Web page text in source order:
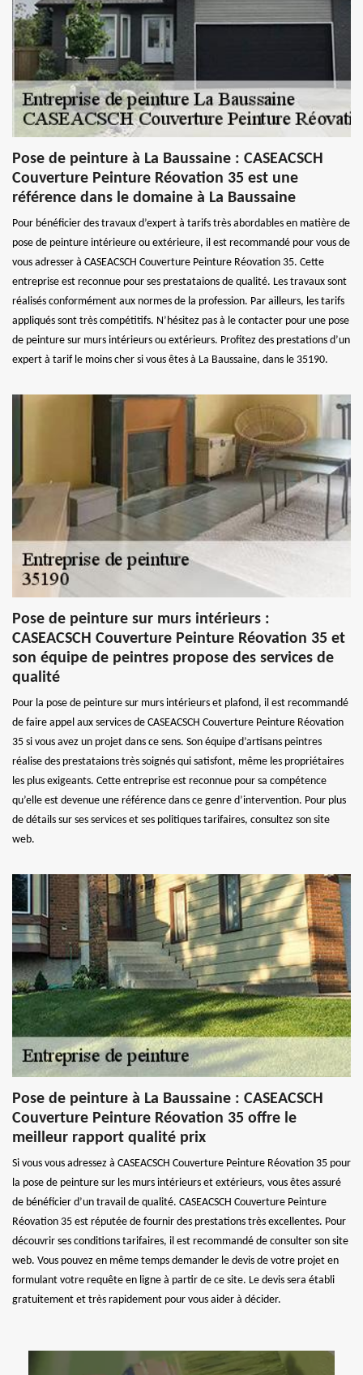
Pose de peinture à La Baussaine : CASEACSCH
Couverture Peinture Réovation 35 est une
référence dans le domaine à La Baussaine
Pour bénéficier des travaux d’expert à tarifs très abordables en matière de
pose de peinture intérieure ou extérieure, il est recommandé pour vous de
vous adresser à CASEACSCH Couverture Peinture Réovation 35. Cette
entreprise est reconnue pour ses prestataions de qualité. Les travaux sont
réalisés conformément aux normes de la profession. Par ailleurs, les tarifs
appliqués sont très compétitifs. N’hésitez pas à le contacter pour une pose
de peinture sur murs intérieurs ou extérieurs. Profitez des prestations d’un
expert à tarif le moins cher si vous êtes à La Baussaine, dans le 35190.
Pose de peinture sur murs intérieurs :
CASEACSCH Couverture Peinture Réovation 35 et
son équipe de peintres propose des services de
qualité
Pour la pose de peinture sur murs intérieurs et plafond, il est recommandé
de faire appel aux services de CASEACSCH Couverture Peinture Réovation
35 si vous avez un projet dans ce sens. Son équipe d’artisans peintres
réalise des prestataions très soignés qui satisfont, même les propriétaires
les plus exigeants. Cette entreprise est reconnue pour sa compétence
qu’elle est devenue une référence dans ce genre d’intervention. Pour plus
de détails sur ses services et ses politiques tarifaires, consultez son site
web.
Pose de peinture à La Baussaine : CASEACSCH
Couverture Peinture Réovation 35 offre le
meilleur rapport qualité prix
Si vous vous adressez à CASEACSCH Couverture Peinture Réovation 35 pour
la pose de peinture sur les murs intérieurs et extérieurs, vous êtes assuré
de bénéficier d’un travail de qualité. CASEACSCH Couverture Peinture
Réovation 35 est réputée de fournir des prestations très excellentes. Pour
découvrir ses conditions tarifaires, il est recommandé de consulter son site
web. Vous pouvez en même temps demander le devis de votre projet en
formulant votre requête en ligne à partir de ce site. Le devis sera établi
gratuitement et très rapidement pour vous aider à décider.